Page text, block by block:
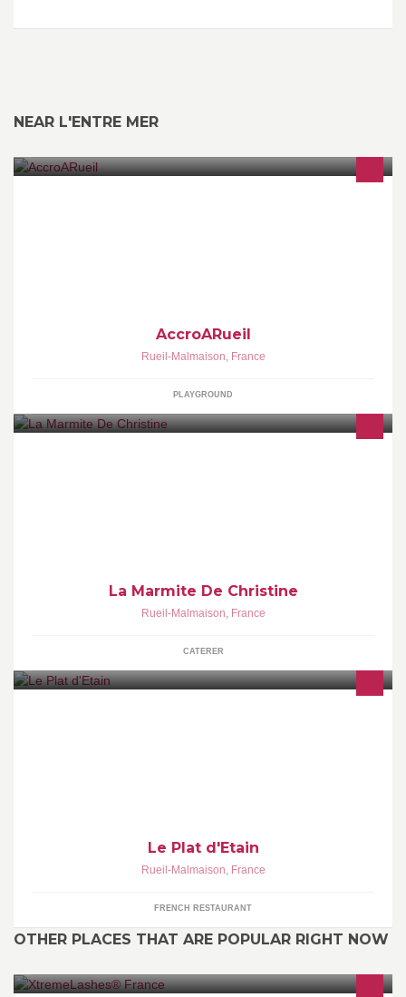
NEAR L'ENTRE MER
AccroARueil
Rueil-Malmaison, France
PLAYGROUND
La Marmite De Christine
Rueil-Malmaison, France
CATERER
Le Plat d'Etain
Rueil-Malmaison, France
FRENCH RESTAURANT
OTHER PLACES THAT ARE POPULAR RIGHT NOW